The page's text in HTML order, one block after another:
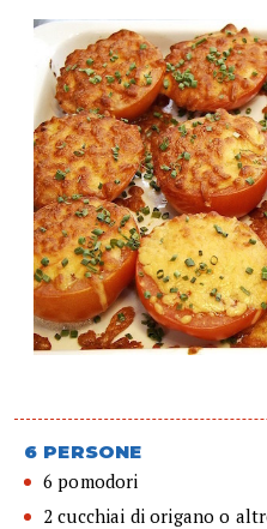
6 PERSONE
6 pomodori
2 cucchiai di origano o